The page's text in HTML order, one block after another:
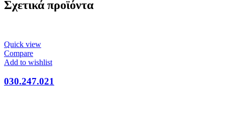
Σχετικά προϊόντα
Quick view
Compare
Add to wishlist
030.247.021